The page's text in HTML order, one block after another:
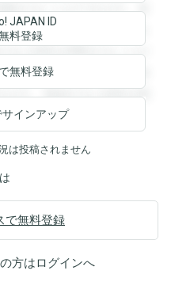
覧することができます。登
きます。登録すると回答を
ると回答を閲覧することが
することができます。登録
ます。登録すると回答を閲
JAPAN ID
料登録
で無料登録
インアップ
は投稿されません
で無料登録
方はログインへ